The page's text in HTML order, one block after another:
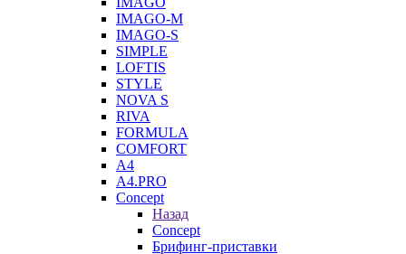
IMAGO-M
IMAGO-S
SIMPLE
LOFTIS
STYLE
NOVA S
RIVA
FORMULA
COMFORT
A4
A4.PRO
Concept
Назад
Concept
Брифинг-приставки